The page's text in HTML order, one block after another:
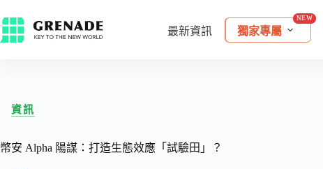
最新資訊 獨家專屬
資訊
幣安 Alpha 陽謀：打造生態效應「試驗田」？